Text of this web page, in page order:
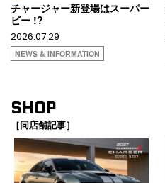
チャージャー新登場はスーパー
ビー !?
2026.07.29
NEWS & INFORMATION
SHOP
［同店舗記事］